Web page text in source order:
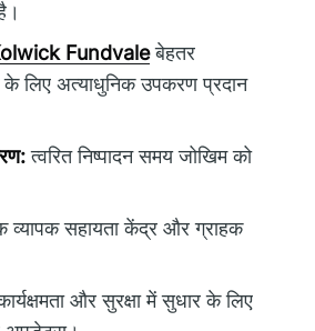
Fundvaleबेहतर
के लिए अत्याधुनिक उपकरण प्रदान
त्वरित निष्पादन समय जोखिम को
व्यापक सहायता केंद्र और ग्राहक
और सुरक्षा में सुधार के लिए